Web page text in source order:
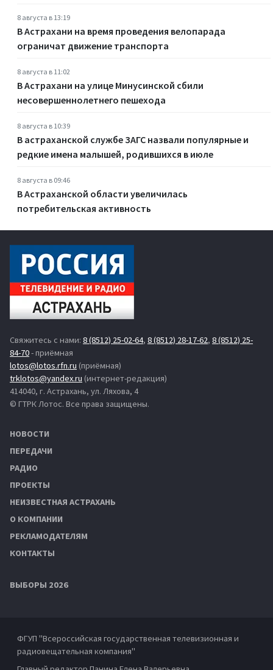
8 августа в 13:19
В Астрахани на время проведения велопарада
ограничат движение транспорта
8 августа в 11:02
В Астрахани на улице Минусинской сбили
несовершеннолетнего пешехода
8 августа в 10:39
В астраханской службе ЗАГС назвали популярные и
редкие имена малышей, родившихся в июле
8 августа в 09:46
В Астраханской области увеличилась
потребительская активность
Свяжитесь с нами: 8 (8512) 25-02-64, 8 (8512) 28-17-62, 8 (8512) 25-
84-70- приёмная
lotos@lotos.rfn.ru (приёмная)
trklotos@yandex.ru (интернет-редакция)
414040, г. Астрахань, ул. Ляхова, 4
© ГТРК Лотос. Все права защищены.
НОВОСТИ
ПЕРЕДАЧИ
РАДИО
ПРОЕКТЫ
НЕИЗВЕСТНАЯ АСТРАХАНЬ
О КОМПАНИИ
РЕКЛАМОДАТЕЛЯМ
КОНТАКТЫ
ВЫБОРЫ 2026
ФГУП "Всероссийская государственная телевизионная и
радиовещательная компания"